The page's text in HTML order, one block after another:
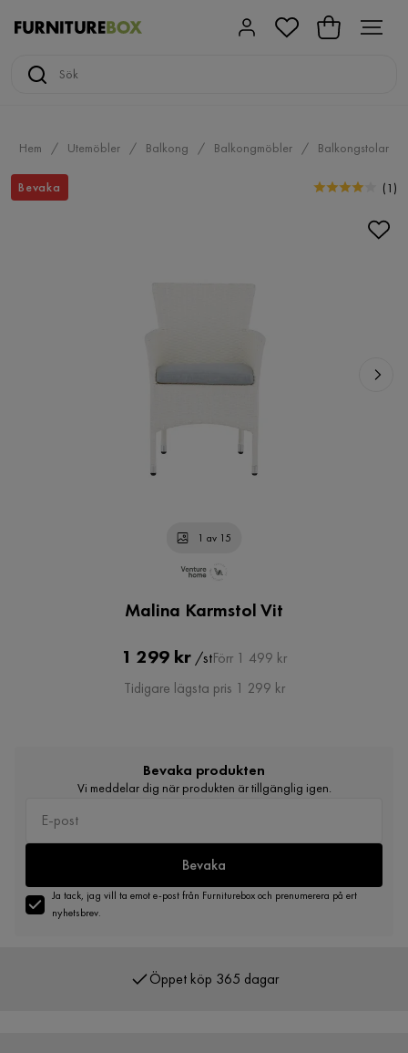
Hem Utemöbler Balkong Balkongmöbler Balkongstolar
Bevaka (1 )
1 av 15
Malina Karmstol Vit
Pris
1 299 kr /stOriginal
Pris
Förr 1 499 kr
Tidigare lägsta pris 1 299 kr
Bevaka produkten
Vi meddelar dig när produkten är tillgänglig igen.
Bevaka
Ja tack, jag vill ta emot e-post från Furniturebox och prenumerera på ert
nyhetsbrev.